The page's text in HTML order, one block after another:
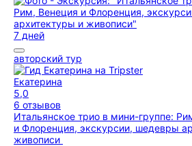
7 дней
авторский тур
Екатерина
5,0
6 отзывов
Итальянское трио в мини-группе:
и Флоренция, экскурсии, шедевры
живописи